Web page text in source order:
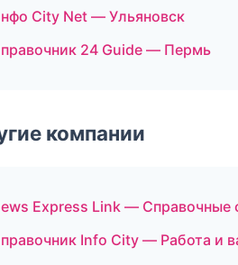
City Net — Ульяновск
24 Guide — Пермь
компании
Express Link —
Info City — Работа и